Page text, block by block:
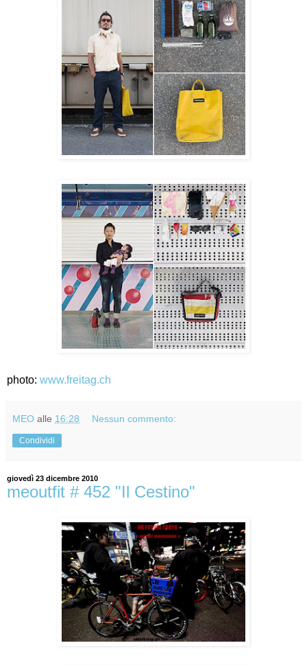
photo: www.freitag.ch
MEO alle 16:28 Nessun commento:
Condividi
giovedì 23 dicembre 2010
meoutfit # 452 "Il Cestino"